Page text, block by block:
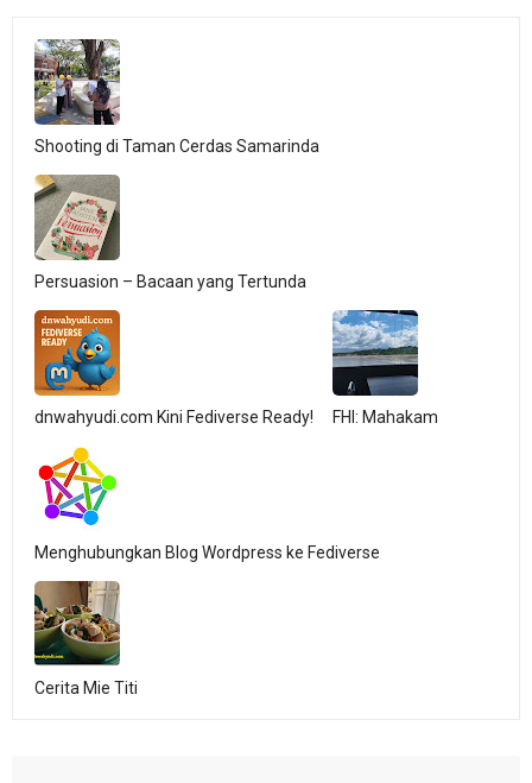
Shooting di Taman Cerdas Samarinda
Persuasion – Bacaan yang Tertunda
dnwahyudi.com Kini Fediverse Ready! FHI: Mahakam
Menghubungkan Blog Wordpress ke Fediverse
Cerita Mie Titi